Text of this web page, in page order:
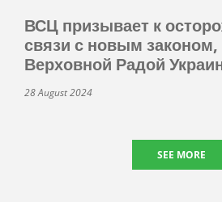
ВСЦ призывает к
связи с новым
Верховной Радой
28 August 2024
SEE MORE